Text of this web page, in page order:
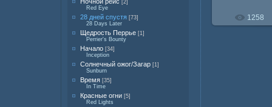
[2]
Red Eye
28 дней спустя [73]
28 Days Later
Щедрость Перрье [1]
Perrier's Bounty
Начало [34]
Inception
Солнечный ожог/Загар [1]
Sunburn
Время [35]
In Time
Красные огни [5]
Red Lights
1258